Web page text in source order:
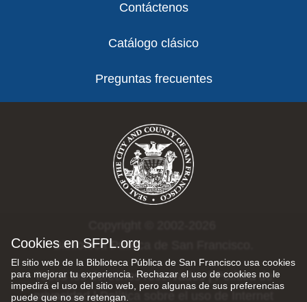
Cookies en SFPL.org
El sitio web de la Biblioteca Pública de San Francisco usa cookies
para mejorar tu experiencia. Rechazar el uso de cookies no le
impedirá el uso del sitio web, pero algunas de sus preferencias
puede que no se retengan.
Contáctenos
Catálogo clásico
Preguntas frecuentes
Biblioteca Pública de San Francisco.
Todos los derechos reservados |Política de
privacidad|Política sobre el uso de Internet